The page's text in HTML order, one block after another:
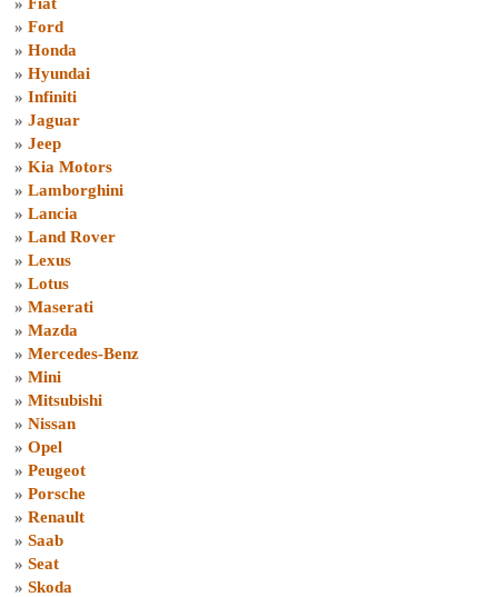
» Ford
» Honda
» Hyundai
» Infiniti
» Jaguar
» Jeep
» Kia Motors
» Lamborghini
» Lancia
» Land Rover
» Lexus
» Lotus
» Maserati
» Mazda
» Mercedes-Benz
» Mini
» Mitsubishi
» Nissan
» Opel
» Peugeot
» Porsche
» Renault
» Saab
» Seat
» Skoda